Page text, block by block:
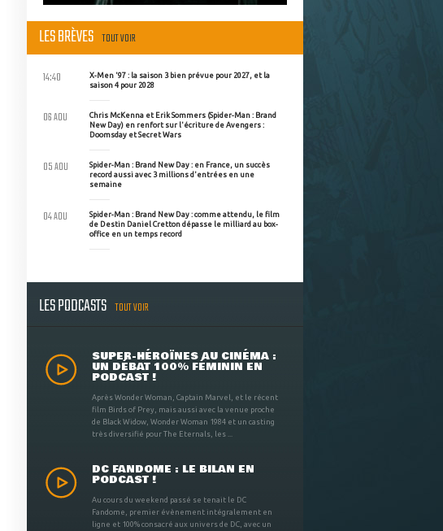
LES BRÈVES TOUT VOIR
X-Men '97 : la saison 3 bien prévue pour 2027, et la
saison 4 pour 2028
14:40
Chris McKenna et Erik Sommers (Spider-Man : Brand
New Day) en renfort sur l'écriture de Avengers :
Doomsday et Secret Wars
06 AOU
Spider-Man : Brand New Day : en France, un succès
record aussi avec 3 millions d'entrées en une
semaine
05 AOU
Spider-Man : Brand New Day : comme attendu, le film
de Destin Daniel Cretton dépasse le milliard au box-
office en un temps record
04 AOU
LES PODCASTS TOUT VOIR
SUPER-HÉROÏNES AU CINÉMA :
UN DÉBAT 100% FÉMININ EN
PODCAST !
Après Wonder Woman, Captain Marvel, et le récent
film Birds of Prey, mais aussi avec la venue proche
de Black Widow, Wonder Woman 1984 et un casting
très diversifié pour The Eternals, les ...
DC FANDOME : LE BILAN EN
PODCAST !
Au cours du weekend passé se tenait le DC
Fandome, premier évènement intégralement en
ligne et 100% consacré aux univers de DC, avec un